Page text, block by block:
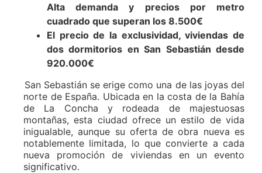
Alta demanda y precios por metro
cuadrado que superan los 8.500€
El precio de la exclusividad, viviendas de
dos dormitorios en San Sebastián desde
920.000€
San Sebastián se erige como una de las joyas del
norte de España. Ubicada en la costa de la Bahía
de La Concha y rodeada de majestuosas
montañas, esta ciudad ofrece un estilo de vida
inigualable, aunque su oferta de obra nueva es
notablemente limitada, lo que convierte a cada
nueva promoción de viviendas en un evento
significativo.